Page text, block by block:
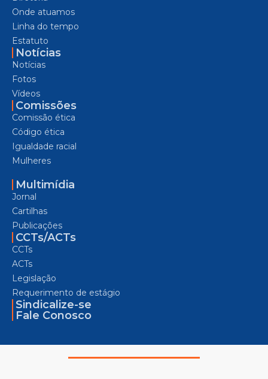
Onde atuamos
Linha do tempo
Estatuto
Notícias
Notícias
Fotos
Vídeos
Comissões
Comissão ética
Código ética
Igualdade racial
Mulheres
Multimídia
Jornal
Cartilhas
Publicações
CCTs/ACTs
CCTs
ACTs
Legislação
Requerimento de estágio
Sindicalize-se
Fale Conosco